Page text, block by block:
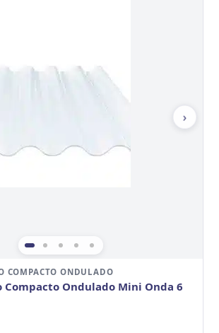
›
COMPACTO ONDULADO
Compacto Ondulado Mini Onda 6